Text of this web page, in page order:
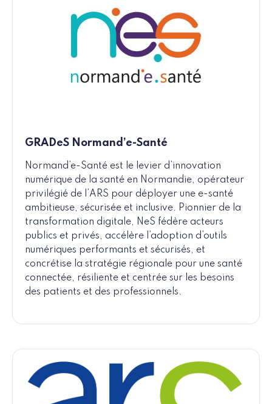
GRADeS Normand’e-Santé
Normand’e-Santé est le levier d’innovation
numérique de la santé en Normandie, opérateur
privilégié de l’ARS pour déployer une e-santé
ambitieuse, sécurisée et inclusive. Pionnier de la
transformation digitale, NeS fédère acteurs
publics et privés, accélère l’adoption d’outils
numériques performants et sécurisés, et
concrétise la stratégie régionale pour une santé
connectée, résiliente et centrée sur les besoins
des patients et des professionnels.